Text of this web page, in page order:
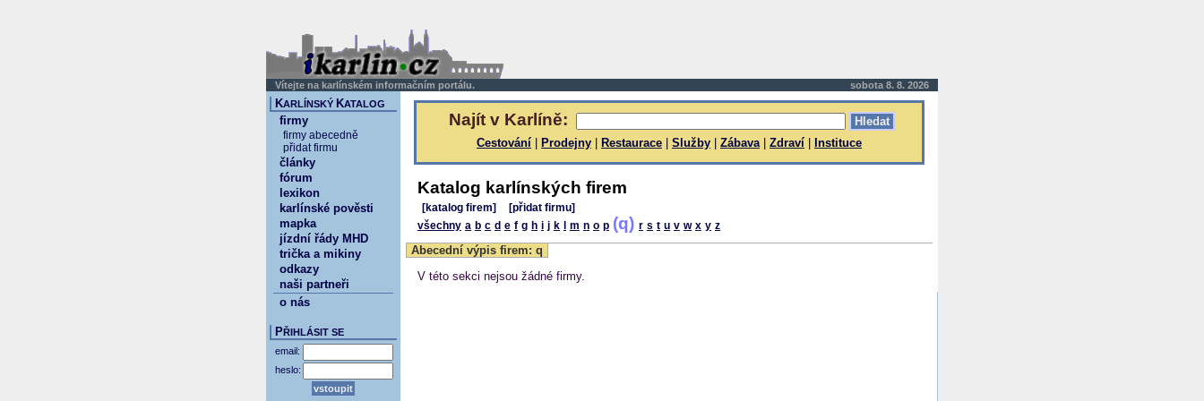
Vítejte na karlínském informačním portálu. sobota 8. 8. 2026
Najít v Karlíně:
Cestování Prodejny Restaurace Služby Zábava| Zdraví Instituce
Katalog karlínských firem
[katalog firem]
[přidat firmu]
všechny a b c d e f g h i j k m n o p (q) r s t u v w x y z
Abecední výpis firem: q
V této sekci nejsou žádné firmy.
KARLÍNSKÝ KATALOG
firmy
firmy abecedně
přidat firmu
články
fórum
lexikon
karlínské pověsti
mapka
jízdní řády MHD
trička a mikiny
odkazy
naši partneři
o nás
PŘIHLÁSIT SE
email:
heslo: